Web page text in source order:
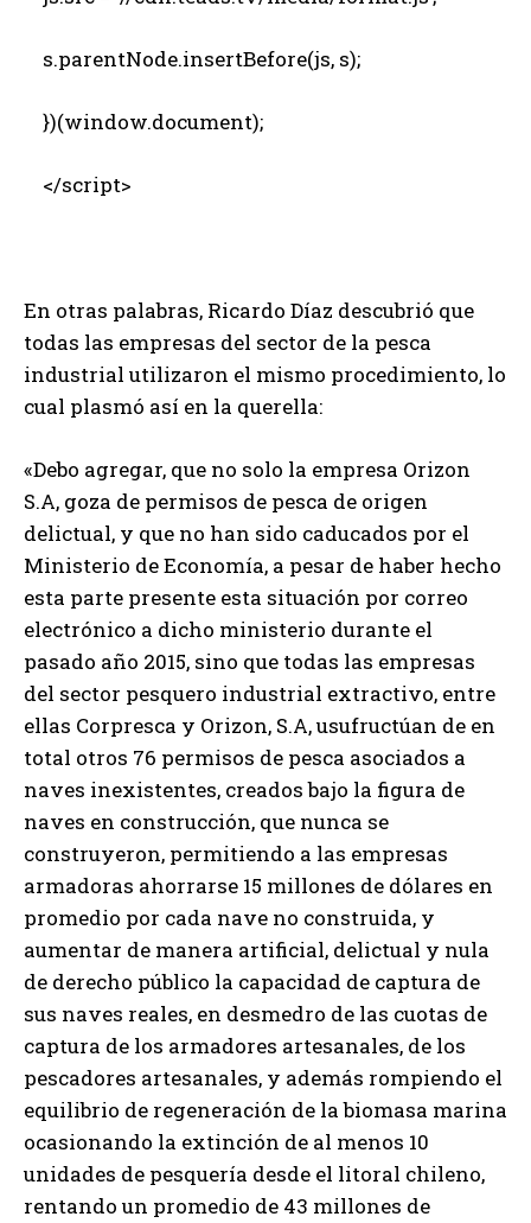
s.parentNode.insertBefore(js, s);
})(window.document);
</script>
En otras palabras, Ricardo Díaz descubrió que
todas las empresas del sector de la pesca
industrial utilizaron el mismo procedimiento, lo
cual plasmó así en la querella:
«Debo agregar, que no solo la empresa Orizon
S.A, goza de permisos de pesca de origen
delictual, y que no han sido caducados por el
Ministerio de Economía, a pesar de haber hecho
esta parte presente esta situación por correo
electrónico a dicho ministerio durante el
pasado año 2015, sino que todas las empresas
del sector pesquero industrial extractivo, entre
ellas Corpresca y Orizon, S.A, usufructúan de en
total otros 76 permisos de pesca asociados a
naves inexistentes, creados bajo la figura de
naves en construcción, que nunca se
construyeron, permitiendo a las empresas
armadoras ahorrarse 15 millones de dólares en
promedio por cada nave no construida, y
aumentar de manera artificial, delictual y nula
de derecho público la capacidad de captura de
sus naves reales, en desmedro de las cuotas de
captura de los armadores artesanales, de los
pescadores artesanales, y además rompiendo el
equilibrio de regeneración de la biomasa marina
ocasionando la extinción de al menos 10
unidades de pesquería desde el litoral chileno,
rentando un promedio de 43 millones de